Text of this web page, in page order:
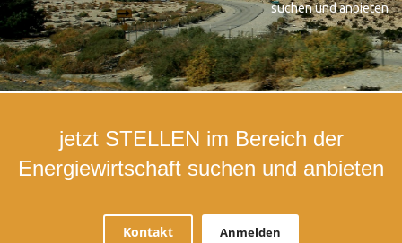
suchen und anbieten
jetzt STELLEN im Bereich der
Energiewirtschaft suchen und anbieten
Kontakt Anmelden